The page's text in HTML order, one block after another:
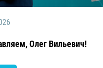
Олег Вильевич!